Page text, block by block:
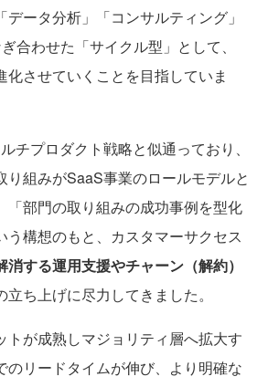
ータ分析」「コンサルティング」
合わせた「サイクル型」として、
化させていくことを目指していま
チプロダクト戦略と似通っており、
り組みがSaaS事業のロールモデルと
「部門の取り組みの成功事例を型化
う構想のもと、カスタマーサクセス
する運用支援やチャーン（解約）
立ち上げに尽力してきました。
が成熟しマジョリティ層へ拡大す
のリードタイムが伸び、より明確な